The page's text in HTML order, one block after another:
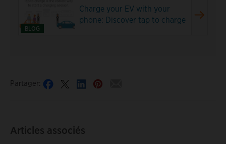
BLOG
Charge your EV with your
phone: Discover tap to charge
Partager:
Articles associés